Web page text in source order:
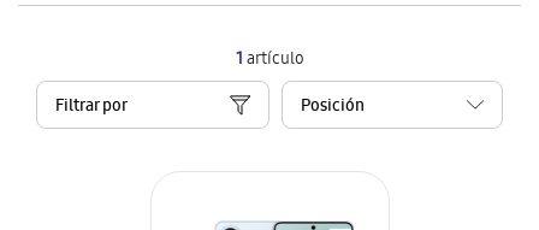
1artículo
Filtrar por